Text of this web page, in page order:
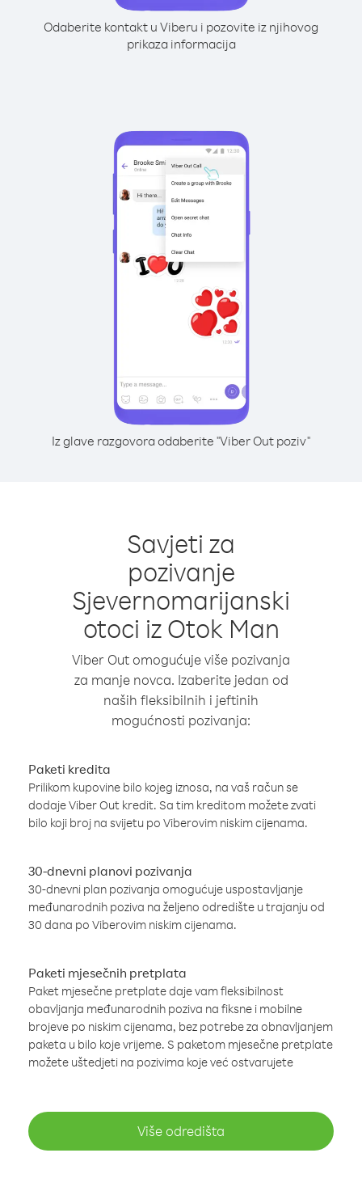
Odaberite kontakt u Viberu i pozovite iz njihovog
prikaza informacija
Iz glave razgovora odaberite "Viber Out poziv"
Savjeti za
pozivanje
Sjevernomarijanski
otoci iz Otok Man
Viber Out omogućuje više pozivanja
za manje novca. Izaberite jedan od
naših fleksibilnih i jeftinih
mogućnosti pozivanja:
Paketi kredita
Prilikom kupovine bilo kojeg iznosa, na vaš račun se
dodaje Viber Out kredit. Sa tim kreditom možete zvati
bilo koji broj na svijetu po Viberovim niskim cijenama.
30-dnevni planovi pozivanja
30-dnevni plan pozivanja omogućuje uspostavljanje
međunarodnih poziva na željeno odredište u trajanju od
30 dana po Viberovim niskim cijenama.
Paketi mjesečnih pretplata
Paket mjesečne pretplate daje vam fleksibilnost
obavljanja međunarodnih poziva na fiksne i mobilne
brojeve po niskim cijenama, bez potrebe za obnavljanjem
paketa u bilo koje vrijeme. S paketom mjesečne pretplate
možete uštedjeti na pozivima koje već ostvarujete
Više odredišta